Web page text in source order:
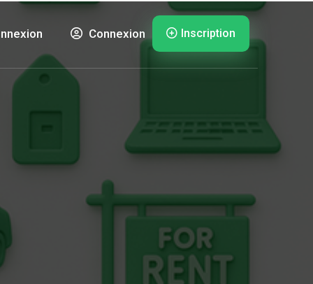
Connexion Inscription